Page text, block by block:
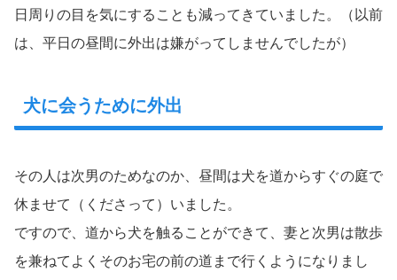
日周りの目を気にすることも減ってきていました。（以前
は、平日の昼間に外出は嫌がってしませんでしたが）
犬に会うために外出
その人は次男のためなのか、昼間は犬を道からすぐの庭で
休ませて（くださって）いました。
ですので、道から犬を触ることができて、妻と次男は散歩
を兼ねてよくそのお宅の前の道まで行くようになりまし